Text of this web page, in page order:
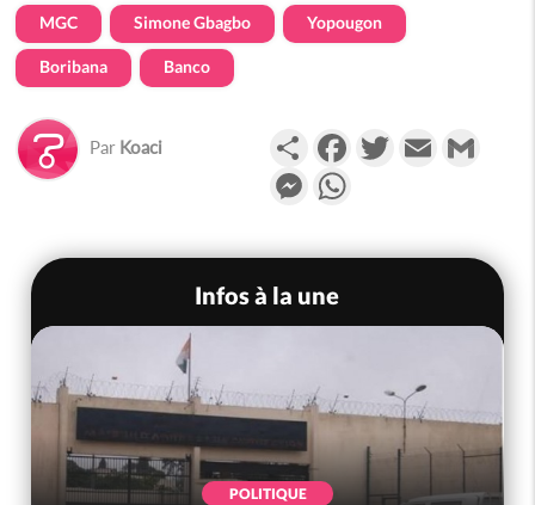
MGC Simone Gbagbo Yopougon
Boribana Banco
Par Koaci PartagerFacebookTwitterEmail
Messenger
Infos à la une
POLITIQUE